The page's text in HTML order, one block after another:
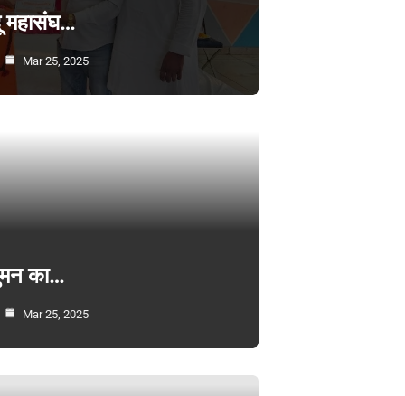
महासंघ…
Mar 25, 2025
का…
Mar 25, 2025